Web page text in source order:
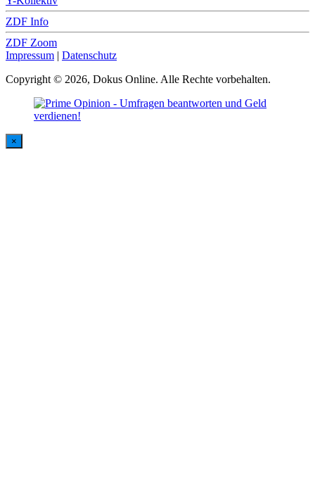
ZDF Info
ZDF Zoom
Impressum | Datenschutz
Copyright © 2026, Dokus Online. Alle Rechte vorbehalten.
×